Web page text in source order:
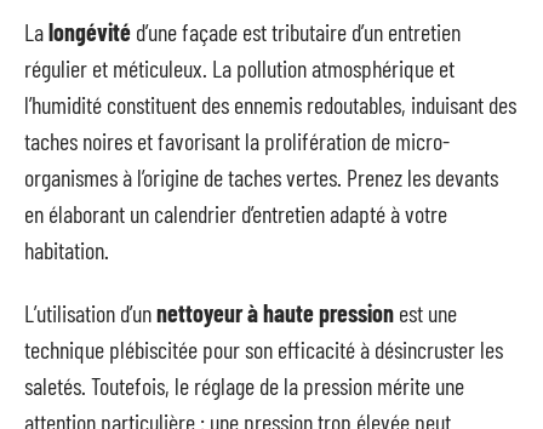
Lalongévité d’une façade est tributaire d’un entretien
régulier et méticuleux. La pollution atmosphérique et
l’humidité constituent des ennemis redoutables, induisant des
taches noires et favorisant la prolifération de micro-
organismes à l’origine de taches vertes. Prenez les devants
en élaborant un calendrier d’entretien adapté à votre
habitation.
L’utilisation d’unnettoyeur à haute pression est une
technique plébiscitée pour son efficacité à désincruster les
saletés. Toutefois, le réglage de la pression mérite une
attention particulière : une pression trop élevée peut